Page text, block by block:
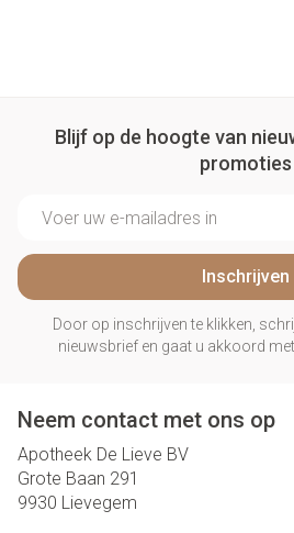
Blijf op de hoogte van
promoties
Inschrijven
Door op inschrijven te klikken,
nieuwsbrief en gaat u akkoord
Neem contact met ons op
Apotheek De Lieve BV
Grote Baan 291
9930 Lievegem